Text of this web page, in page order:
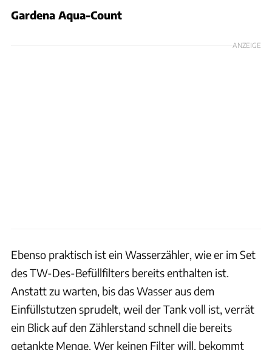
Gardena Aqua-Count
ANZEIGE
Ebenso praktisch ist ein Wasserzähler, wie er im Set
des TW-Des-Befüllfilters bereits enthalten ist.
Anstatt zu warten, bis das Wasser aus dem
Einfüllstutzen sprudelt, weil der Tank voll ist, verrät
ein Blick auf den Zählerstand schnell die bereits
getankte Menge. Wer keinen Filter will, bekommt